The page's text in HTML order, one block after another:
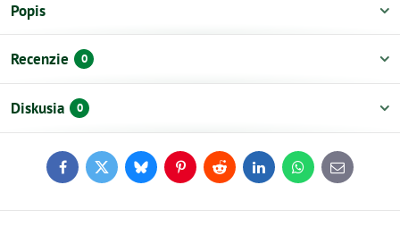
Popis
Recenzie 0
Diskusia 0
FacebookTwitterBlueskyPinterestReddit LinkedInWhatsApp
E-
mail